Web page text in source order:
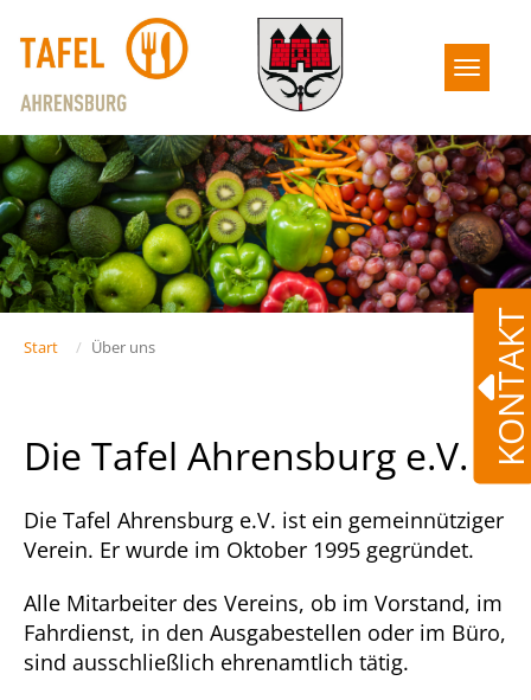
Start Über uns
Die Tafel Ahrensburg e.V.
Die Tafel Ahrensburg e.V. ist ein gemeinnütziger
Verein. Er wurde im Oktober 1995 gegründet.
Alle Mitarbeiter des Vereins, ob im Vorstand, im
Fahrdienst, in den Ausgabestellen oder im Büro,
sind ausschließlich ehrenamtlich tätig.